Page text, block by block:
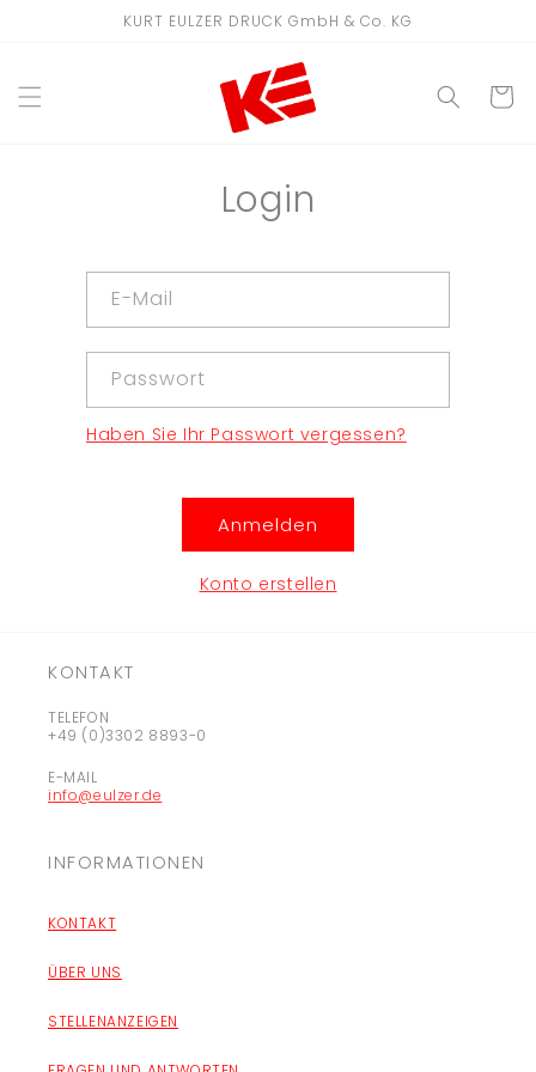
KURT EULZER DRUCK GmbH & Co. KG
Login
E-Mail
Passwort
Haben Sie Ihr Passwort vergessen?
Anmelden
Konto erstellen
KONTAKT
TELEFON
+49 (0)3302 8893-0
E-MAIL
info@eulzer.de
INFORMATIONEN
KONTAKT
ÜBER UNS
STELLENANZEIGEN